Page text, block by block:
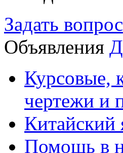
Задать вопрос
Объявления
Курсовые,
чертежи и
Китайский
Помощь в